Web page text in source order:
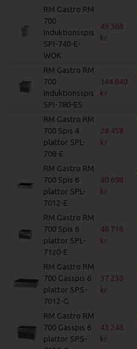
RM Gastro RM
700
Induktionsspis
SPI-740-E-
WOK
49 368
RM Gastro RM
700
Induktionsspis
SPI-780-ES
144 840
RM Gastro RM
700 Spis 4
plattor SPL-
708-E
28 458
RM Gastro RM
700 Spis 6
plattor SPL-
7012-E
40 698
RM Gastro RM
700 Spis 6
plattor SPL-
7120-E
46 716
RM Gastro RM
700 Gasspis 6
plattor SPS-
7012-G
37 230
RM Gastro RM
700 Gasspis 6
plattor SPS-
43 248